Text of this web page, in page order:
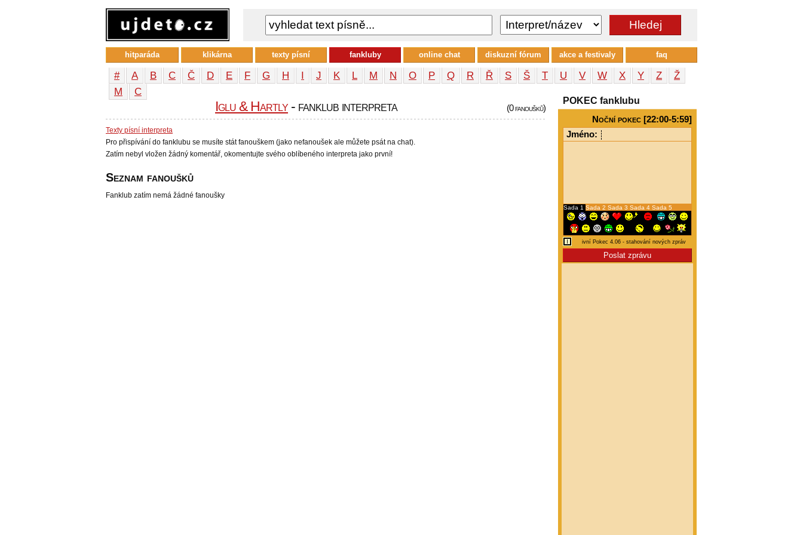
# A B C Č D E F G H I J K L M N O P Q R Ř S Š T U V W X Y Z
Ž
М
С
Iglu & Hartly - fanklub interpreta (0 fanoušků)
Texty písní interpreta
Pro přispívání do fanklubu se musíte stát fanouškem (jako nefanoušek ale můžete psát na chat).
Zatím nebyl vložen žádný komentář, okomentujte svého oblíbeného interpreta jako první!
Seznam fanoušků
Fanklub zatím nemá žádné fanoušky
POKEC fanklubu
Noční pokec [22:00-5:59]
Jméno:
Sada 1 Sada 2 Sada 3 Sada 4 Sada 5
hitparáda klikárna texty písní fankluby online chat diskuzní fórum akce a festivaly faq